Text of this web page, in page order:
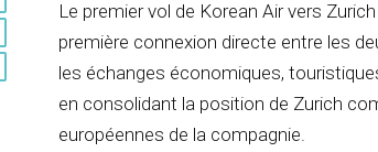
Le premier vol de Korean Air vers
première connexion directe entre les
les échanges économiques,
en consolidant la position de Zurich
européennes de la compagnie.